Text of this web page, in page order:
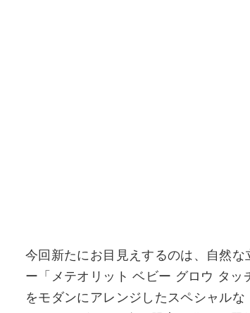
今回新たにお目見えするのは、自然
ー「メテオリット ベビー グロウ タ
をモダンにアレンジしたスペシャル